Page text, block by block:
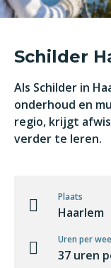
Schilder
Als Schilder in
onderhoud en
regio, krijgt
verder te leren.
Plaats
Haarlem
Uren per
37 uren